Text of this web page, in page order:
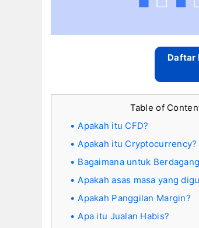
Daftar
Table of
Apakah itu CFD?
Apakah itu Cryptocurrency?
Bagaimana untuk
Apakah asas masa yang
Apakah Panggilan Margin?
Apa itu Jualan Habis?